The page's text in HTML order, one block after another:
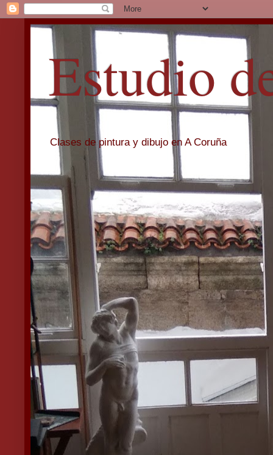
Estudio
Clases de pintura y dibujo en A Coruña